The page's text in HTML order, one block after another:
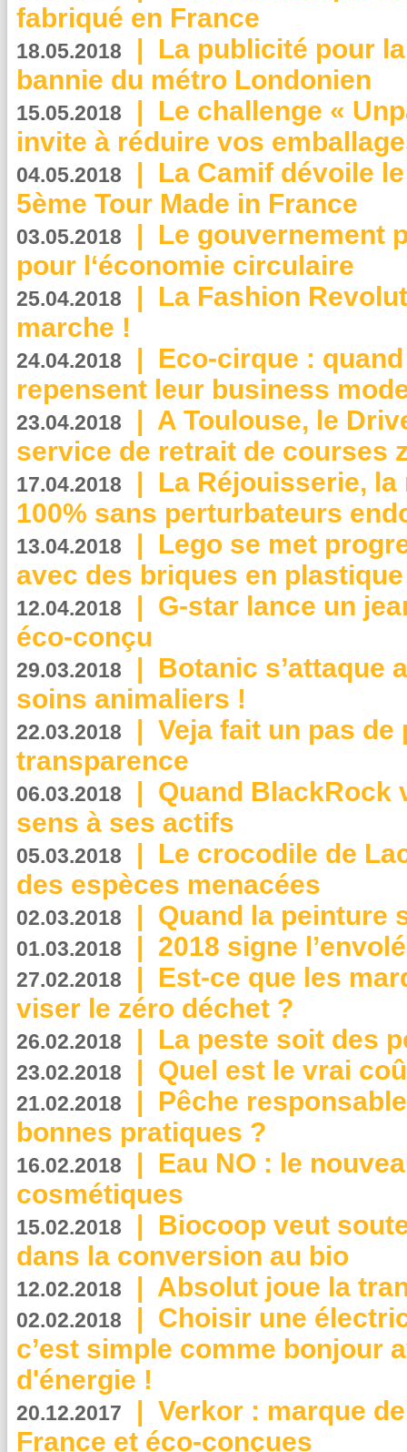
fabriqué en France
18.05.2018 | La publicité pour
bannie du métro Londonien
15.05.2018 | Le challenge «
invite à réduire vos
04.05.2018 | La Camif dévoile
5ème Tour Made in France
03.05.2018 | Le gouvernement
pour l‘économie circulaire
25.04.2018 | La Fashion
marche !
24.04.2018 | Eco-cirque :
repensent leur business
23.04.2018 | A Toulouse, le
service de retrait de courses
17.04.2018 | La Réjouisserie,
100% sans perturbateurs
13.04.2018 | Lego se met
avec des briques en
12.04.2018 | G-star lance un
éco-conçu
29.03.2018 | Botanic s’attaque
soins animaliers !
22.03.2018 | Veja fait un pas de
transparence
06.03.2018 | Quand BlackRock
sens à ses actifs
05.03.2018 | Le crocodile de
des espèces menacées
02.03.2018 | Quand la peinture
01.03.2018 | 2018 signe
27.02.2018 | Est-ce que les
viser le zéro déchet ?
26.02.2018 | La peste soit des
23.02.2018 | Quel est le vrai
21.02.2018 | Pêche
bonnes pratiques ?
16.02.2018 | Eau NO : le
cosmétiques
15.02.2018 | Biocoop veut
dans la conversion au bio
12.02.2018 | Absolut joue la
02.02.2018 | Choisir une
c’est simple comme bonjour
d'énergie !
20.12.2017 | Verkor : marque
France et éco-conçues